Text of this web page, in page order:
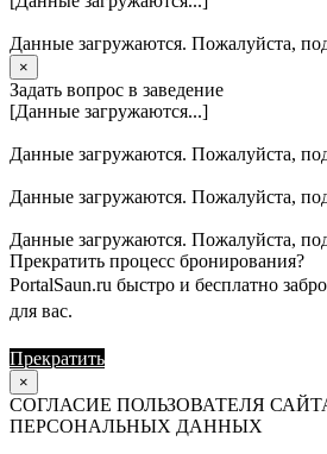
Данные загружаются. Пожалуйста,
×
Задать вопрос в заведение
[Данные загружаются...]
Данные загружаются. Пожалуйста,
Данные загружаются. Пожалуйста,
Данные загружаются. Пожалуйста,
Прекратить процесс бронирования?
PortalSaun.ru быстро и бесплатно
для вас.
Прекратить
×
СОГЛАСИЕ ПОЛЬЗОВАТЕЛЯ
ПЕРСОНАЛЬНЫХ ДАННЫХ